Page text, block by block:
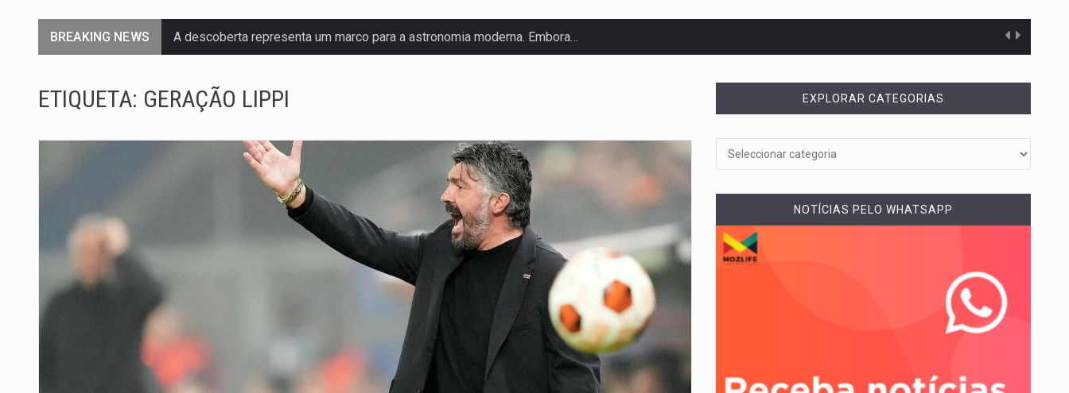
BREAKING NEWS A descoberta representa um marco para a astronomia moderna. Embora…
De acordo com as autoridades de saúde da Faixa de…
Um dos casos mais graves envolveu a residência de Sam…
A cidade de Bunia, capital da província de Ituri, tornou-se…
O pagamento marca o desfecho de um dos processos mais…
O programa, cuja implementação está prevista entre abril de 2026…
A nova legislação estabelece um prazo de 180 dias para…
O Departamento de Estado norte-americano confirmou que cidadãos dos Estados…
A final coloca frente a frente duas equipas que chegaram…
ETIQUETA: GERAÇÃO LIPPI EXPLORAR CATEGORIAS
NOTÍCIAS PELO WHATSAPP